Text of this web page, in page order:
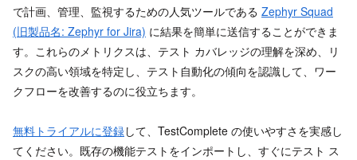
で計画、管理、監視するための人気ツールである Zephyr Squad
(旧製品名: Zephyr for Jira) に結果を簡単に送信することができま
す。これらのメトリクスは、テスト カバレッジの理解を深め、リ
スクの高い領域を特定し、テスト自動化の傾向を認識して、ワー
クフローを改善するのに役立ちます。
無料トライアルに登録して、TestComplete の使いやすさを実感し
てください。既存の機能テストをインポートし、すぐにテスト ス